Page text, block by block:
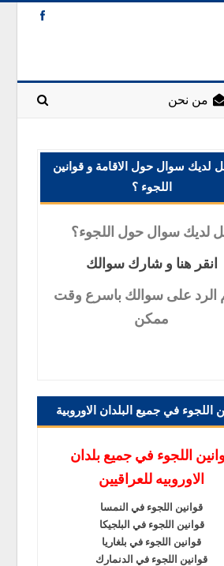
من نحن
لديك سوال حول الاقامة و قوانين
اللجوء ؟
لديك سوال حول اللجوء؟
انقر هنا و شارك سوالك
الرد على سوالك باسرع وقت
ممكن
اللجوء في جميع البلدان الاوروبية
اللجوء في جميع بلدان
الاوروبيه للعراقيين
قوانين اللجوء في النمسا
قوانين اللجوء في البلجيكا
قوانين اللجوء في بلغاريا
قوانين اللجوء في الدنمارك